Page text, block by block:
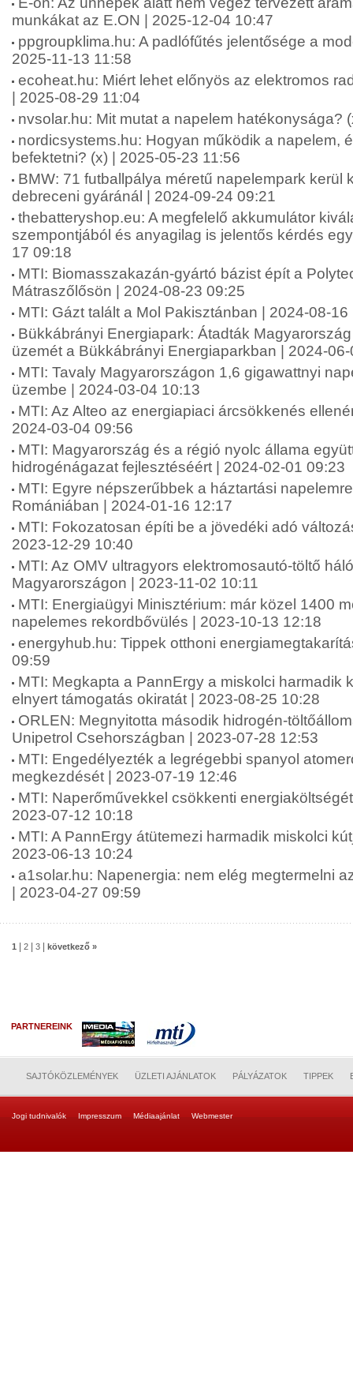
munkákat az E.ON | 2025-12-04 10:47
ppgroupklima.hu: A padlófűtés jelentősége a
2025-11-13 11:58
ecoheat.hu: Miért lehet előnyös az elektromos
| 2025-08-29 11:04
nvsolar.hu: Mit mutat a napelem hatékonysága?
nordicsystems.hu: Hogyan működik a napelem,
befektetni? (x) | 2025-05-23 11:56
BMW: 71 futballpálya méretű napelempark kerül
debreceni gyáránál | 2024-09-24 09:21
thebatteryshop.eu: A megfelelő akkumulátor
szempontjából és anyagilag is jelentős kérdés
17 09:18
MTI: Biomasszakazán-gyártó bázist épít a
Mátraszőlősön | 2024-08-23 09:25
MTI: Gázt talált a Mol Pakisztánban | 2024-08-16
Bükkábrányi Energiapark: Átadták
üzemét a Bükkábrányi Energiaparkban | 2024-
MTI: Tavaly Magyarországon 1,6 gigawattnyi
üzembe | 2024-03-04 10:13
MTI: Az Alteo az energiapiaci árcsökkenés
2024-03-04 09:56
MTI: Magyarország és a régió nyolc állama
hidrogénágazat fejlesztéséért | 2024-02-01 09:23
MTI: Egyre népszerűbbek a háztartási
Romániában | 2024-01-16 12:17
MTI: Fokozatosan építi be a jövedéki adó
2023-12-29 10:40
MTI: Az OMV ultragyors elektromosautó-töltő
Magyarországon | 2023-11-02 10:11
MTI: Energiaügyi Minisztérium: már közel 1400
napelemes rekordbővülés | 2023-10-13 12:18
energyhub.hu: Tippek otthoni
09:59
MTI: Megkapta a PannErgy a miskolci harmadik
elnyert támogatás okiratát | 2023-08-25 10:28
ORLEN: Megnyitotta második hidrogén-
Unipetrol Csehországban | 2023-07-28 12:53
MTI: Engedélyezték a legrégebbi spanyol
megkezdését | 2023-07-19 12:46
MTI: Naperőművekkel csökkenti
2023-07-12 10:18
MTI: A PannErgy átütemezi harmadik miskolci
2023-06-13 10:24
a1solar.hu: Napenergia: nem elég megtermelni
| 2023-04-27 09:59
1 2 3 következő »
PARTNEREINK
SAJTÓKÖZLEMÉNYEK ÜZLETI AJÁNLATOK PÁLYÁZATOK TIPPEK
Jogi tudnivalók Impresszum Médiaajánlat Webmester